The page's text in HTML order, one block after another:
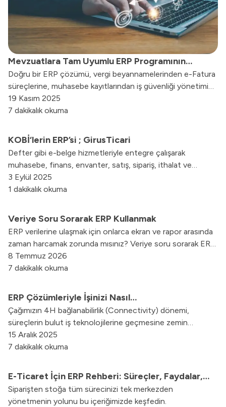
Mevzuatlara Tam Uyumlu ERP Programının
İşletmenize Faydaları
Doğru bir ERP çözümü, vergi beyannamelerinden e-Fatura
süreçlerine, muhasebe kayıtlarından iş güvenliği yönetimine
kadar geniş bir yelpazede uyumluluk sağlayarak işletmelere
güvenli ve kesintisiz bir işleyiş sunar.
19 Kasım 2025
7 dakikalık okuma
KOBİ‘lerin ERP’si ; GirusTicari
Defter gibi e-belge hizmetleriyle entegre çalışarak
muhasebe, finans, envanter, satış, sipariş, ithalat ve
ihracat gibi birçok operasyonel ihtiyacı karşılar. Kullanıcı
dostu arayüzü, erişim kolaylığı ve güçlü raporlama
süreçlerine verimlilik ve hız kazandırırken, uygun maliyet
avantajları sunar.
3 Eylül 2025
1 dakikalık okuma
Veriye Soru Sorarak ERP Kullanmak
ERP verilerine ulaşmak için onlarca ekran ve rapor arasında
zaman harcamak zorunda mısınız? Veriye soru sorarak ERP
kullanma yaklaşımının bilgiye erişimi nasıl kolaylaştırdığını ve
karar alma süreçlerini nasıl hızlandırdığını keşfedin.
8 Temmuz 2026
7 dakikalık okuma
ERP Çözümleriyle İşinizi Nasıl
Kolaylaştırabilirsiniz?
Çağımızın 4H bağlanabilirlik (Connectivity) dönemi,
süreçlerin bulut iş teknolojilerine geçmesine zemin
hazırlıyor. Web ERP, Cloud ERP, Mobil ERP ile
yapabileceklerinizi burada bulabilirsiniz.
15 Aralık 2025
7 dakikalık okuma
E-Ticaret İçin ERP Rehberi: Süreçler, Faydalar,
Çözümler
Siparişten stoğa tüm sürecinizi tek merkezden
yönetmenin yolunu bu içeriğimizde keşfedin.